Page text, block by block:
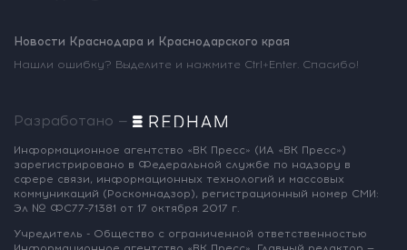
Новости Краснодара и Краснодарского края
Нашли ошибку? Выделите и нажмите Ctrl+Enter. Спасибо!
Разработано —
Информационное агентство «ВК Пресс» (ИА «ВК Пресс»)
зарегистрировано в Федеральной службе по надзору в
сфере связи, информационных технологий и массовых
коммуникаций (Роскомнадзор), регистрационный номер СМИ:
Эл № ФС77-71381 от 17 октября 2017 г.
Учредитель - Общество с ограниченной ответственностью